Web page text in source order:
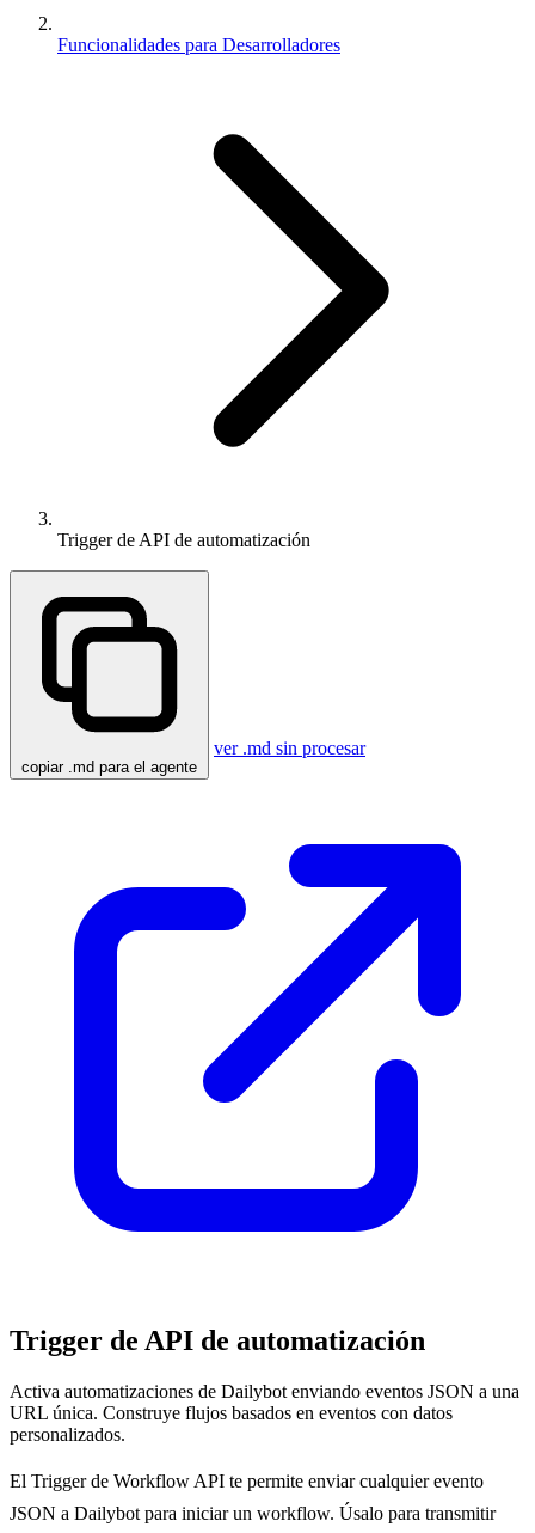
Funcionalidades para Desarrolladores
Trigger de API de automatización
copiar .md para el agente
ver .md sin procesar
Trigger de API de automatización
Activa automatizaciones de Dailybot enviando eventos JSON a una
URL única. Construye flujos basados en eventos con datos
personalizados.
El Trigger de Workflow API te permite enviar cualquier evento
JSON a Dailybot para iniciar un workflow. Úsalo para transmitir